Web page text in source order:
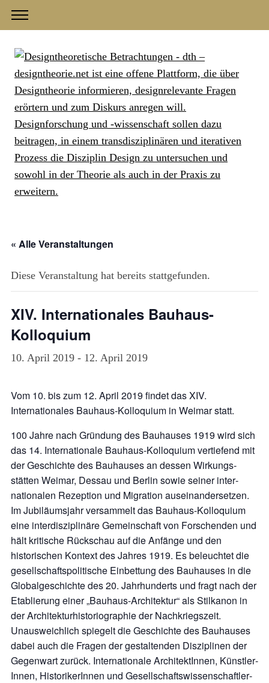
« Alle Veranstaltungen
Diese Veranstaltung hat bereits stattgefunden.
XIV. Internationales Bauhaus-
Kolloquium
10. April 2019- 12. April 2019
Vom 10. bis zum 12. April 2019 findet das XIV.
Internationales Bauhaus-Kolloquium in Weimar statt.
100 Jahre nach Gründung des Bauhauses 1919 wird sich
das 14. Inter­nationale Bauhaus-Kolloquium vertiefend mit
der Geschichte des Bauhauses an dessen Wirkungs­
stätten Weimar, Dessau und Berlin sowie seiner inter­
nationalen Rezeption und Migration auseinandersetzen.
Im Jubiläums­jahr versammelt das Bauhaus-Kolloquium
eine inter­disziplinäre Gemein­schaft von Forschenden und
hält kritische Rück­schau auf die Anfänge und den
historischen Kontext des Jahres 1919. Es beleuchtet die
gesell­schafts­politische Einbettung des Bauhauses in die
Global­geschichte des 20. Jahrhunderts und fragt nach der
Etablierung einer „Bauhaus-Architektur“ als Stil­kanon in
der Architektur­historiographie der Nachkriegs­zeit.
Unausweichlich spiegelt die Geschichte des Bauhauses
dabei auch die Fragen der gestaltenden Disziplinen der
Gegen­wart zurück. Inter­nationale Architekt­Innen, Künstler­
Innen, Historiker­Innen und Gesell­schafts­wissenschaftler­